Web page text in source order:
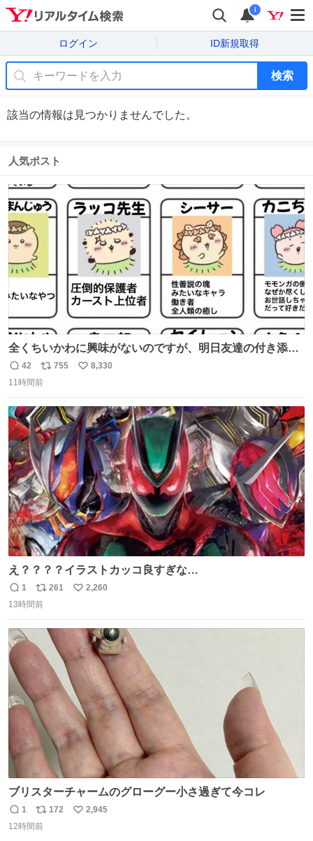
i
ログイン ID新規取得
検索
該当の情報は見つかりませんでした。
人気ポスト
全くちいかわに興味がないのですが、明日友達の付き添い
で見に行きます。 事前に予習できるよう、友達がキャラク
ターの説明を作ってくれたのですが、くりまんじゅうとい
た。 一気に楽しみになりました。
返
信
42
リ
ポ
ト
数
755
い
数
8,330
11時間前
え？？？？イラストカッコ良すぎな
い？？？？？？？？？？？？
返
信
1
リ
ポ
数
261
い
数
2,260
13時間前
ブリスターチャームのグローグー小さ過ぎて今コレ
返
信
1
リ
ポ
172
い
2,945
12時間前